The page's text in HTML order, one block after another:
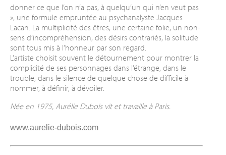
donner ce que l’on n’a pas, à quelqu’un qui n’en veut pas
», une formule empruntée au psychanalyste Jacques
Lacan. La multiplicité des êtres, une certaine folie, un non-
sens d’incompréhension, des désirs contrariés, la solitude
sont tous mis à l’honneur par son regard.
L’artiste choisit souvent le détournement pour montrer la
complicité de ses personnages dans l’étrange, dans le
trouble, dans le silence de quelque chose de difficile à
nommer, à définir, à dévoiler.
Née en 1975, Aurélie Dubois vit et travaille à Paris.
www.aurelie-dubois.com